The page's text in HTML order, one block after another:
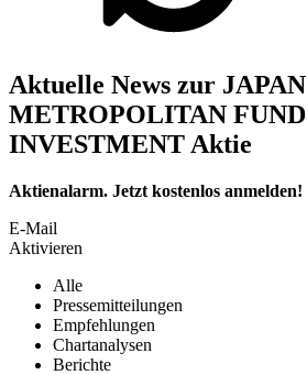
Aktuelle News zur JAPAN
METROPOLITAN FUND
INVESTMENT Aktie
Aktienalarm. Jetzt kostenlos anmelden!
E-Mail
Aktivieren
Alle
Pressemitteilungen
Empfehlungen
Chartanalysen
Berichte